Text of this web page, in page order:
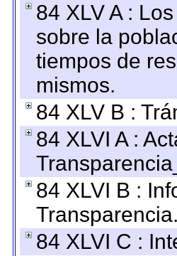
84 XLV A :
sobre la
tiempos de
mismos.
84 XLV B :
84 XLVI A :
84 XLVI B :
Transparencia.
84 XLVI C :